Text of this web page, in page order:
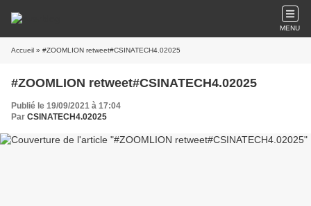
MENU
Accueil » #ZOOMLION retweet#CSINATECH4.02025
#ZOOMLION retweet#CSINATECH4.02025
Publié le 19/09/2021 à 17:04
Par CSINATECH4.02025